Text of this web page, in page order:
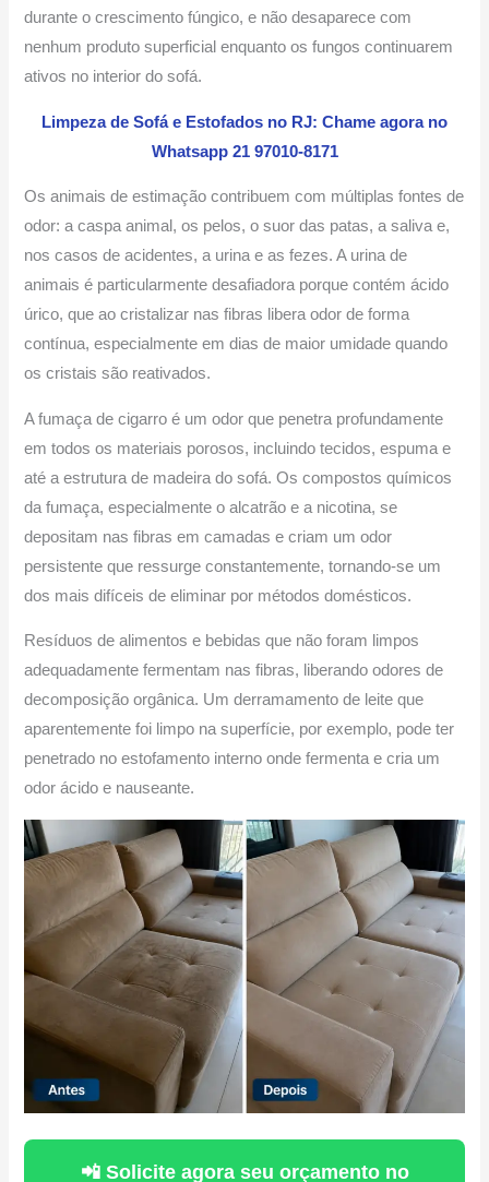
durante o crescimento fúngico, e não desaparece com
nenhum produto superficial enquanto os fungos continuarem
ativos no interior do sofá.
Limpeza de Sofá e Estofados no RJ: Chame agora no
Whatsapp 21 97010-8171
Os animais de estimação contribuem com múltiplas fontes de
odor: a caspa animal, os pelos, o suor das patas, a saliva e,
nos casos de acidentes, a urina e as fezes. A urina de
animais é particularmente desafiadora porque contém ácido
úrico, que ao cristalizar nas fibras libera odor de forma
contínua, especialmente em dias de maior umidade quando
os cristais são reativados.
A fumaça de cigarro é um odor que penetra profundamente
em todos os materiais porosos, incluindo tecidos, espuma e
até a estrutura de madeira do sofá. Os compostos químicos
da fumaça, especialmente o alcatrão e a nicotina, se
depositam nas fibras em camadas e criam um odor
persistente que ressurge constantemente, tornando-se um
dos mais difíceis de eliminar por métodos domésticos.
Resíduos de alimentos e bebidas que não foram limpos
adequadamente fermentam nas fibras, liberando odores de
decomposição orgânica. Um derramamento de leite que
aparentemente foi limpo na superfície, por exemplo, pode ter
penetrado no estofamento interno onde fermenta e cria um
odor ácido e nauseante.
📲 Solicite agora seu orçamento no